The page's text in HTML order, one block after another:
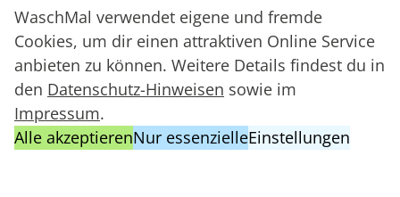
WaschMal verwendet eigene und fremde
Cookies, um dir einen attraktiven Online Service
anbieten zu können. Weitere Details findest du in
den Datenschutz-Hinweisen sowie im
Impressum.
Alle akzeptierenNur essenzielleEinstellungen
Einsparpotentiale für Mietwäsche bei Arbeitskleidung
Arbeitskleidung Tracking mit RFID
WaschMal GmbH 2016 – 2026
Datenschutz
Allgemeine Geschäftsbedingungen